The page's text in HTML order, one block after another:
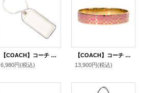
【COACH】コーチ レザー ハングタグ ロゴ チャーム キーホルダー チャーク（日本未発売）
6,980円(税込)
【COACH】コーチ シグネチャー ブレスレット バングル ゴールド×ピンク〔日本未発売〕【訳あり】
13,900円(税込)